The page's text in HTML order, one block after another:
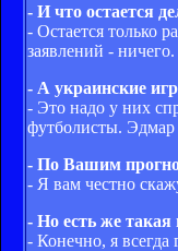
- И что остается
- Остается только
заявлений -
- А украинские
- Это надо у них
футболисты.
- По Вашим
- Я вам честно
- Но есть же такая
- Конечно, я всегда